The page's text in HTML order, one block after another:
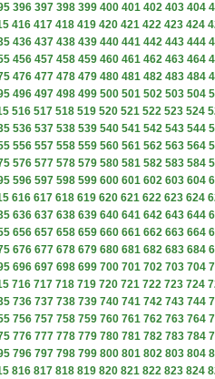
396 397 398 399 400 401 402 403 404
416 417 418 419 420 421 422 423 424
436 437 438 439 440 441 442 443 444
456 457 458 459 460 461 462 463 464
476 477 478 479 480 481 482 483 484
496 497 498 499 500 501 502 503 504
516 517 518 519 520 521 522 523 524
536 537 538 539 540 541 542 543 544
556 557 558 559 560 561 562 563 564
576 577 578 579 580 581 582 583 584
596 597 598 599 600 601 602 603 604
616 617 618 619 620 621 622 623 624
636 637 638 639 640 641 642 643 644
656 657 658 659 660 661 662 663 664
676 677 678 679 680 681 682 683 684
696 697 698 699 700 701 702 703 704
716 717 718 719 720 721 722 723 724
736 737 738 739 740 741 742 743 744
756 757 758 759 760 761 762 763 764
776 777 778 779 780 781 782 783 784
796 797 798 799 800 801 802 803 804
816 817 818 819 820 821 822 823 824